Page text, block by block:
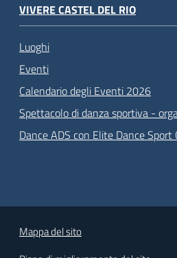
VIVERE CASTEL DEL RIO
Luoghi
Eventi
Calendario degli Eventi 2026
Spettacolo di danza sportiva -
Dance ADS con Elite Dance Sport
Mappa del sito